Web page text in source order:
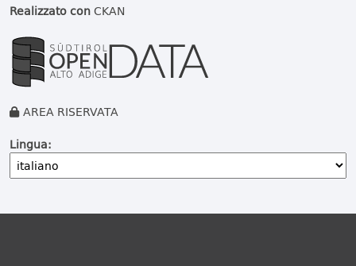
Realizzato conCKAN
AREA RISERVATA
Lingua